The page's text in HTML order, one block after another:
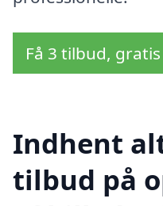
Få 3 tilbud,
Indhent
tilbud på